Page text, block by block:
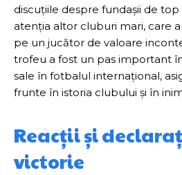
discuțiile despre fundașii de top
atenția altor cluburi mari, care
pe un jucător de valoare
trofeu a fost un pas important
sale în fotbalul internațional,
frunte în istoria clubului și în
Reacții și
victorie